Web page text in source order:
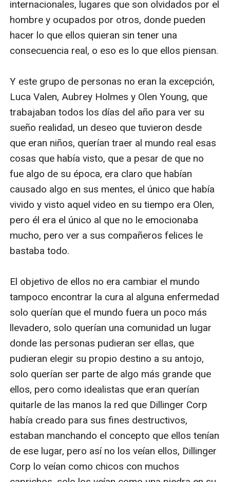
internacionales, lugares que son olvidados por el
hombre y ocupados por otros, donde pueden
hacer lo que ellos quieran sin tener una
consecuencia real, o eso es lo que ellos piensan.
Y este grupo de personas no eran la excepción,
Luca Valen, Aubrey Holmes y Olen Young, que
trabajaban todos los días del año para ver su
sueño realidad, un deseo que tuvieron desde
que eran niños, querían traer al mundo real esas
cosas que había visto, que a pesar de que no
fue algo de su época, era claro que habían
causado algo en sus mentes, el único que había
vivido y visto aquel video en su tiempo era Olen,
pero él era el único al que no le emocionaba
mucho, pero ver a sus compañeros felices le
bastaba todo.
El objetivo de ellos no era cambiar el mundo
tampoco encontrar la cura al alguna enfermedad
solo querían que el mundo fuera un poco más
llevadero, solo querían una comunidad un lugar
donde las personas pudieran ser ellas, que
pudieran elegir su propio destino a su antojo,
solo querían ser parte de algo más grande que
ellos, pero como idealistas que eran querían
quitarle de las manos la red que Dillinger Corp
había creado para sus fines destructivos,
estaban manchando el concepto que ellos tenían
de ese lugar, pero así no los veían ellos, Dillinger
Corp lo veían como chicos con muchos